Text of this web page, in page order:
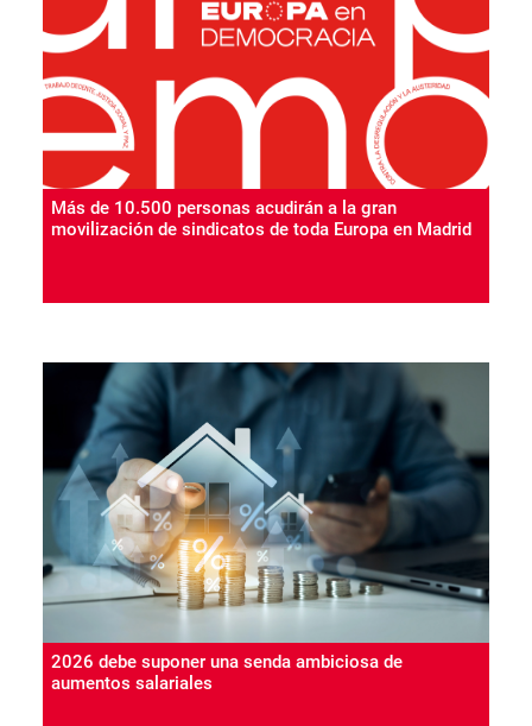
Más de 10.500 personas acudirán a la gran
movilización de sindicatos de toda Europa en Madrid
2026 debe suponer una senda ambiciosa de
aumentos salariales